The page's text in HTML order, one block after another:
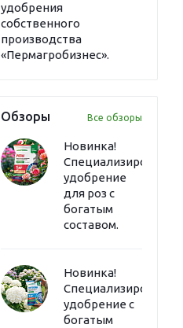
удобрения
собственного
производства
«Пермагробизнес».
Обзоры Все обзоры
Новинка!
Специализированное
удобрение
для роз с
богатым
составом.
Новинка!
Специализированное
удобрение с
богатым